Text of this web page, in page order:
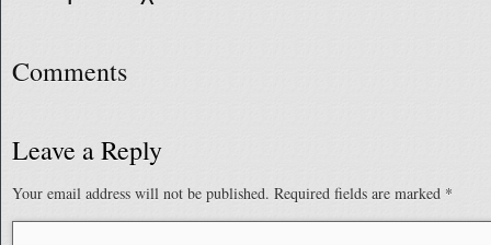
Comments
Leave a Reply
Your email address will not be published. Required fields are marked *